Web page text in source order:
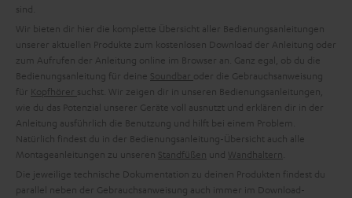
sind.
Wir bieten dir hier die komplette Übersicht aller Bedienungsanleitungen
unserer aktuellen Produkte zum kostenlosen Download der Anleitung oder
zum Aufrufen der Anleitung online im Browser an. Ganz egal, ob du die
Bedienungsanleitung für deine Soundbar oder die Gebrauchsanweisung
für
Kopfhörer suchst. Wir zeigen dir in unseren Bedienungsanleitungen,
wie du das Potenzial unserer Geräte voll ausnutzt und erklären dir in der
Anleitung ausführlich die Benutzung und hilft bei einem Problem.
Natürlich findest du in der Bedienungsanleitung-Übersicht auch alle
Montageanleitungen zu unseren Standfüßen und Wandhaltern
Die jeweilige technische Dokumentation zu deinen Produkten findest du
parallel neben der Gebrauchsanweisung auch immer im Download-